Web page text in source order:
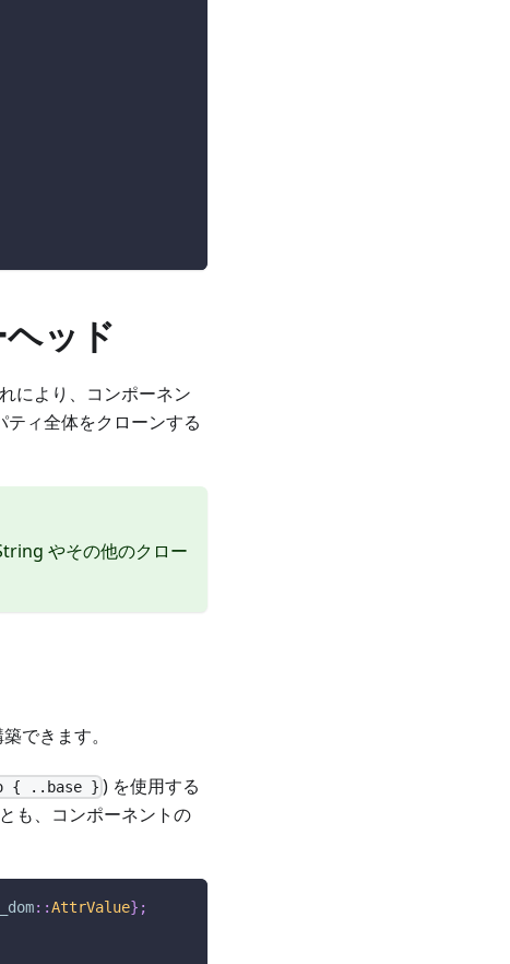
ッド
により、コンポーネン
ティ全体をクローンする
やその他のクロー
できます。
{ ..base } ) を使用する
も、コンポーネントの
::AttrValue} ;